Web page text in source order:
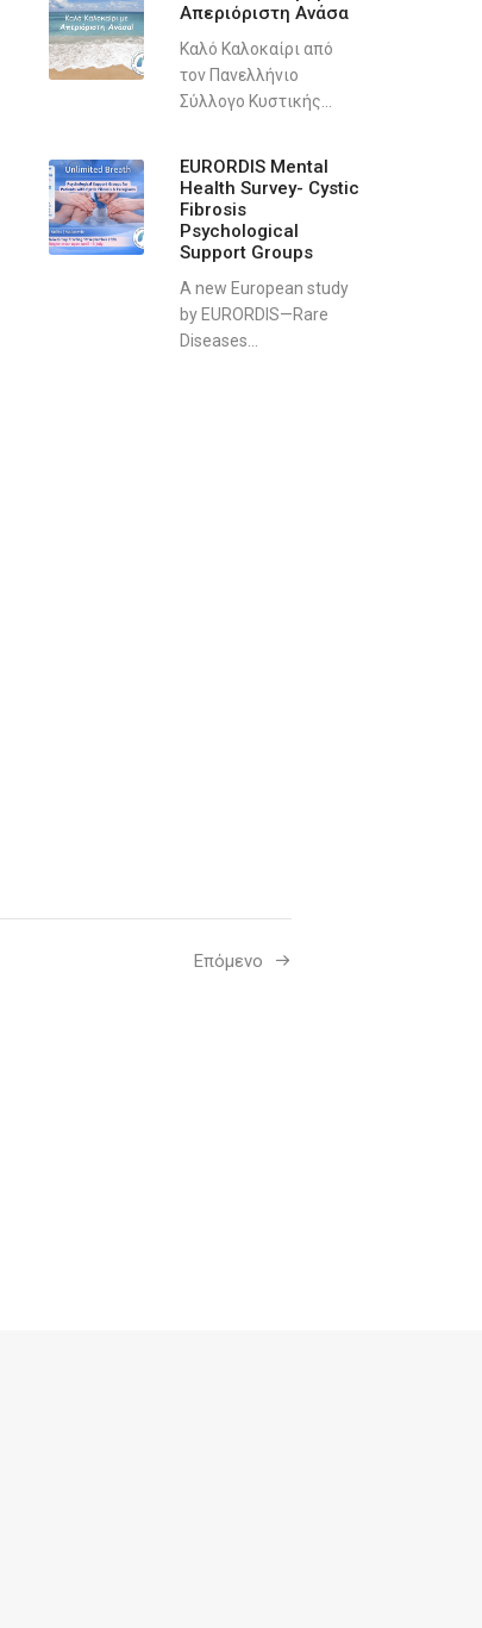
Απεριόριστη Ανάσα
Καλό Καλοκαίρι από
τον Πανελλήνιο
Σύλλογο Κυστικής...
EURORDIS Mental
Health Survey- Cystic
Fibrosis
Psychological
Support Groups
A new European study
by EURORDIS—Rare
Diseases...
Επόμενο